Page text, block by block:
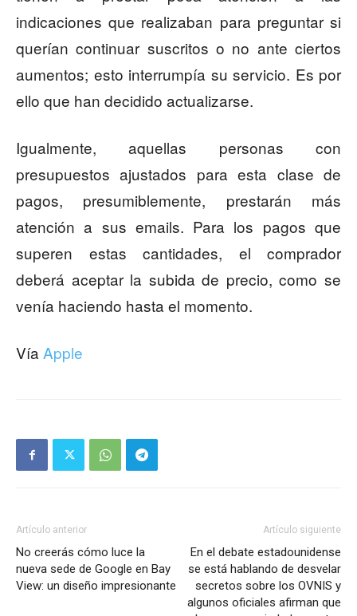
indicaciones que realizaban para preguntar si
querían continuar suscritos o no ante ciertos
aumentos; esto interrumpía su servicio. Es por
ello que han decidido actualizarse.
Igualmente, aquellas personas con
presupuestos ajustados para esta clase de
pagos, presumiblemente, prestarán más
atención a sus emails. Para los pagos que
superen estas cantidades, el comprador
deberá aceptar la subida de precio, como se
venía haciendo hasta el momento.
Vía Apple
Artículo anterior
No creerás cómo luce la
nueva sede de Google en Bay
View: un diseño impresionante
Artículo siguiente
En el debate estadounidense
se está hablando de desvelar
secretos sobre los OVNIS y
algunos oficiales afirman que